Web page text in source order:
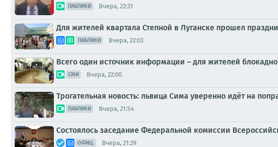
ПАБЛИКИ Вчера, 22:31
Для жителей квартала Степной в Луганске прошел
ПАБЛИКИ Вчера, 22:03
Всего один источник информации – для жителей
СМИ Вчера, 22:00
Трогательная новость: львица Сима уверенно идёт на
ПАБЛИКИ Вчера, 21:54
Состоялось заседание Федеральной комиссии
ОФИЦ. Вчера, 21:29